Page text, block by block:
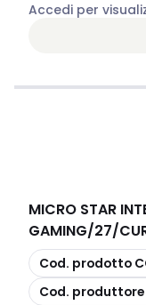
Accedi per
MICRO STAR
GAMING/27/
copia
Cod. prodotto
copia
Cod. produttore